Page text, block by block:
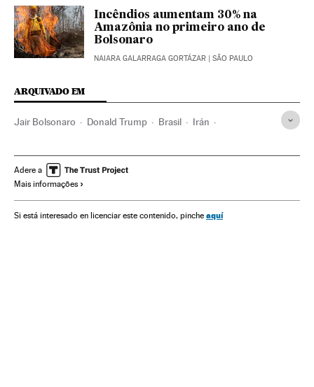
Incêndios aumentam 30% na
Amazônia no primeiro ano de
Bolsonaro
NAIARA GALARRAGA GORTÁZAR | SÃO PAULO
ARQUIVADO EM
Jair Bolsonaro Donald Trump Brasil Irán
Adere a
Mais informações
Si está interesado en licenciar este contenido, pinche aquí